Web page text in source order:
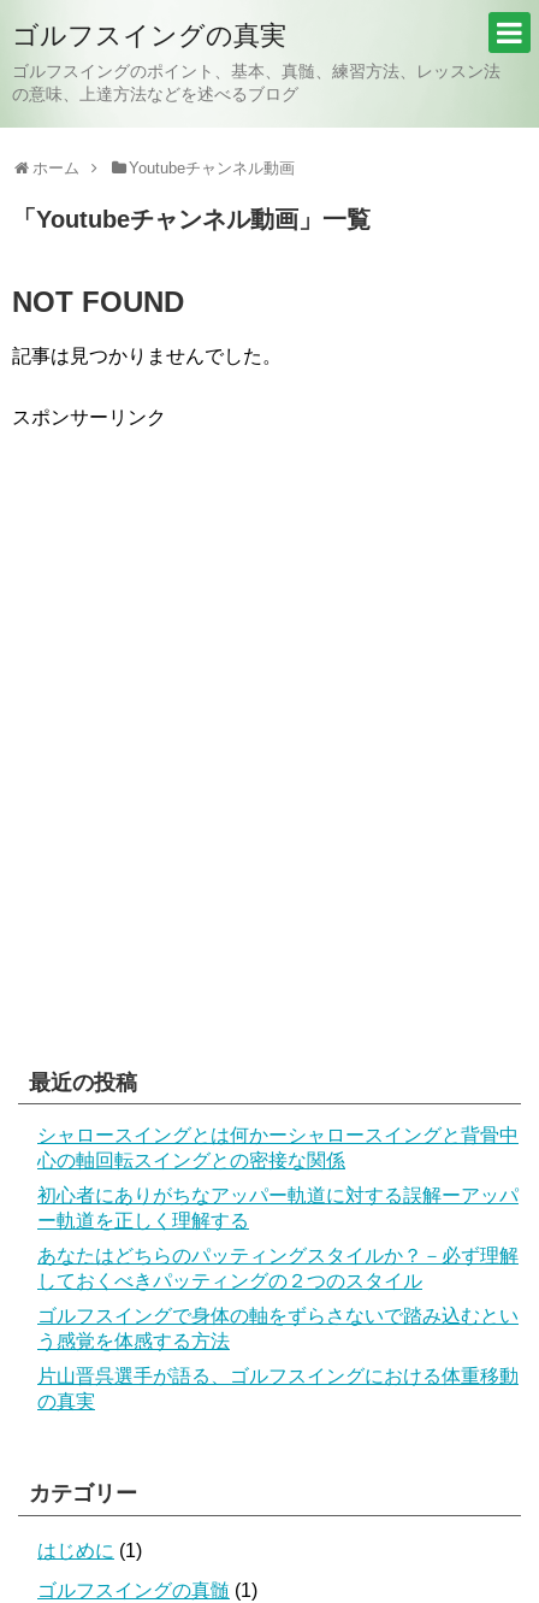
ゴルフスイングの真実
ゴルフスイングのポイント、基本、真髄、練習方法、レッスン法
の意味、上達方法などを述べるブログ
ホーム Youtubeチャンネル動画
「 Youtubeチャンネル動画 」 一覧
NOT FOUND
記事は見つかりませんでした。
スポンサーリンク
最近の投稿
シャロースイングとは何かーシャロースイングと背骨中
心の軸回転スイングとの密接な関係
初心者にありがちなアッパー軌道に対する誤解ーアッパ
ー軌道を正しく理解する
あなたはどちらのパッティングスタイルか？－必ず理解
しておくべきパッティングの２つのスタイル
ゴルフスイングで身体の軸をずらさないで踏み込むとい
う感覚を体感する方法
片山晋呉選手が語る、ゴルフスイングにおける体重移動
の真実
カテゴリー
はじめに (1)
ゴルフスイングの真髄 (1)